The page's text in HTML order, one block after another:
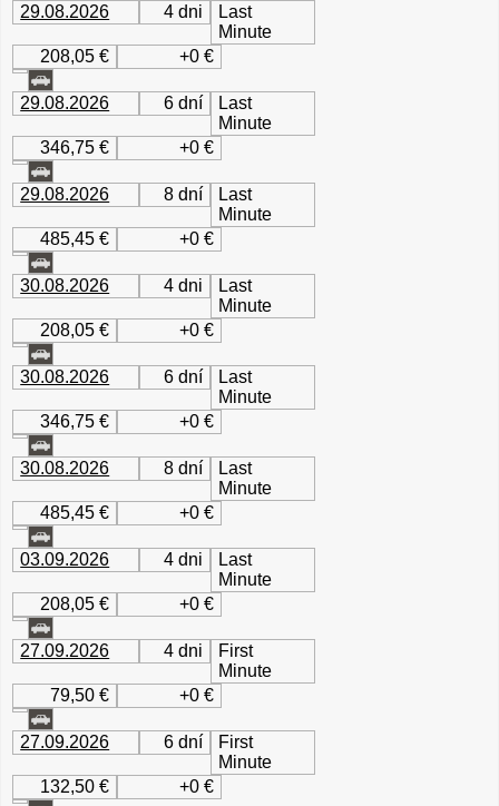
29.08.2026 4 dni
Last
Minute
208,05 €
+0 €
29.08.2026 6 dní
Last
Minute
346,75 €
+0 €
29.08.2026 8 dní
Last
Minute
485,45 €
+0 €
30.08.2026 4 dni
Last
Minute
208,05 €
+0 €
30.08.2026 6 dní
Last
Minute
346,75 €
+0 €
30.08.2026 8 dní
Last
Minute
485,45 €
+0 €
03.09.2026 4 dni
Last
Minute
208,05 €
+0 €
27.09.2026 4 dni
First
Minute
79,50 €
+0 €
27.09.2026 6 dní
First
Minute
132,50 €
+0 €